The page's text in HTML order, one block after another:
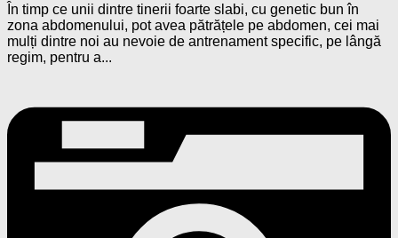
În timp ce unii dintre tinerii foarte slabi, cu genetic bun în
zona abdomenului, pot avea pătrățele pe abdomen, cei mai
mulți dintre noi au nevoie de antrenament specific, pe lângă
regim, pentru a...